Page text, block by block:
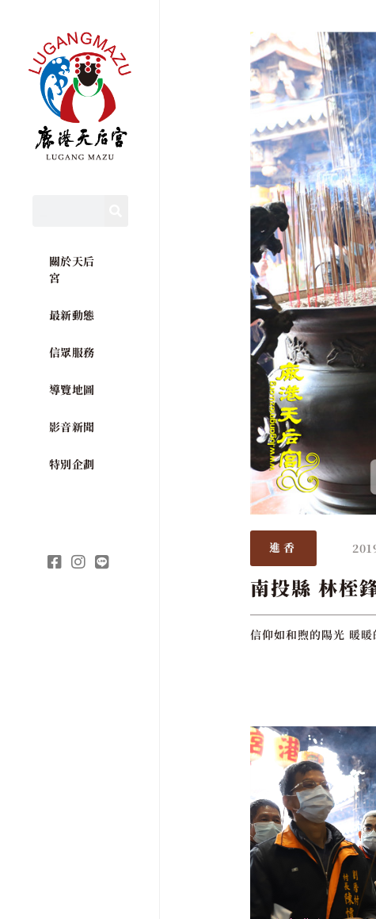
關於天后
宮
最新動態
信眾服務
導覽地圖
影音新聞
特別企劃
進香
南投縣 林桎
信仰如和煦的陽光 暖